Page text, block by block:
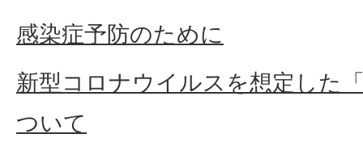
感染症予防のために
新型コロナウイルスを想定した
ついて